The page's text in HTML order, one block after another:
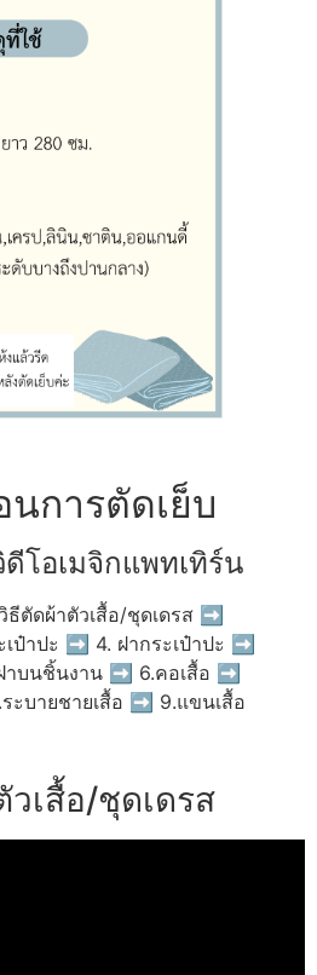
การตัดเย็บ
โอเมจิกแพทเทิร์น
ธีตัดผ้าตัวเสื้อ/ชุดเดรส ➡
ป๋าปะ ➡ 4. ฝากระเป๋าปะ ➡
ฝาบนชิ้นงาน ➡ 6.คอเสื้อ ➡
ะบายชายเสื้อ ➡ 9.แขนเสื้อ
วเสื้อ/ชุดเดรส